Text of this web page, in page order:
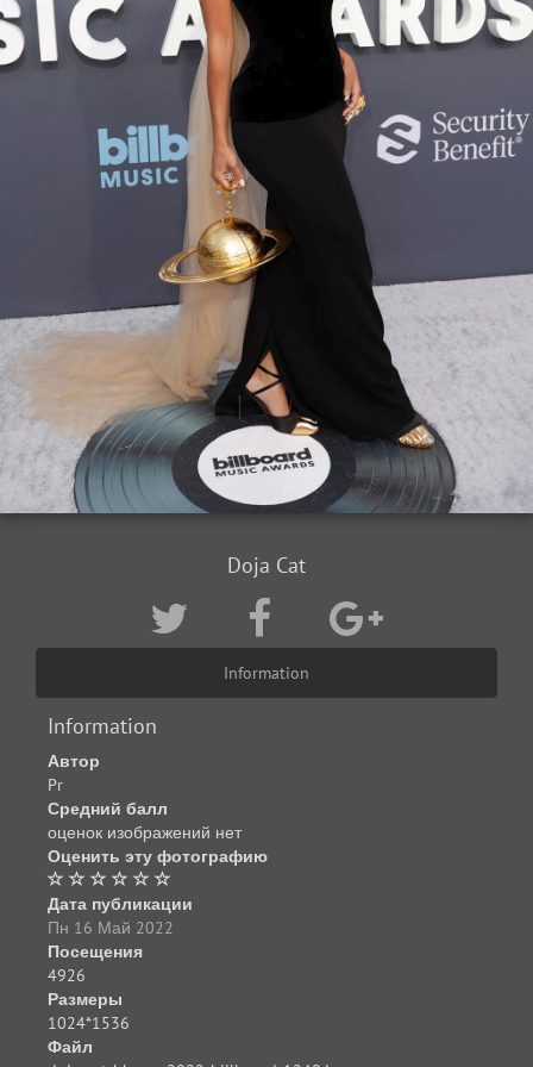
Doja Cat
Information
Information
Автор
Pr
Средний балл
оценок изображений нет
Оценить эту фотографию
Дата публикации
Пн 16 Май 2022
Посещения
4926
Размеры
1024*1536
Файл